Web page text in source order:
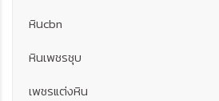
หินcbn
หินเพชรชุบ
เพชรแต่งหิน